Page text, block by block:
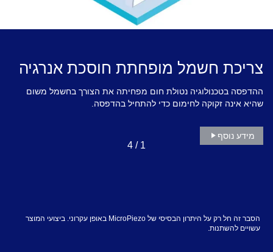
צריכת חשמל מופחתת חוסכת אנרגיה
ההדפסה בטכנולוגיה נטולת חום מפחיתה את הצורך בחשמל משום
שהיא אינה זקוקה לחימום כדי להתחיל בהדפסה.
מידע נוסף
1
/
4
הסבר זה חל רק על היתרון הבסיסי של MicroPiezo באופן עקרוני. ביצועי המוצר
עשויים להשתנות.